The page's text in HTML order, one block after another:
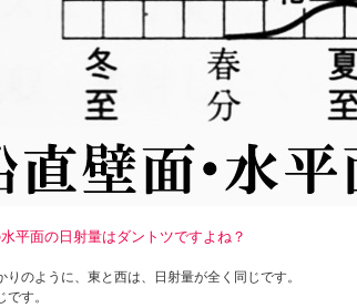
平面の日射量はダントツですよね？
りのように、東と西は、日射量が全く同じです。
す。